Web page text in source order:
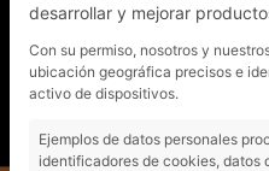
WHATSAPP
NOTÍCIES
EL
desarrollar y mejorar
Con su permiso, nosotros y
ubicación geográfica precisos e
activo de dispositivos.
Ejemplos de datos personales
identificadores de cookies, datos